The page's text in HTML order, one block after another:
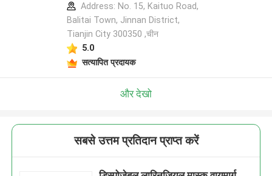
Address: No. 15, Kaituo Road,
Balitai Town, Jinnan District,
Tianjin City 300350 ,चीन
5.0
सत्यापित प्रदायक
और देखो
सबसे उत्तम प्रतिदान प्राप्त करें